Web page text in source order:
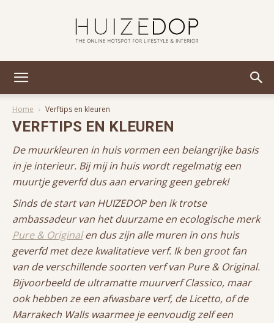
Home Verftips en kleuren
VERFTIPS EN KLEUREN
De muurkleuren in huis vormen een belangrijke basis
in je interieur. Bij mij in huis wordt regelmatig een
muurtje geverfd dus aan ervaring geen gebrek!
Sinds de start van HUIZEDOP ben ik trotse
ambassadeur van het duurzame en ecologische merk
Pure & Originalen dus zijn alle muren in ons huis
geverfd met deze kwalitatieve verf. Ik ben groot fan
van de verschillende soorten verf van Pure & Original.
Bijvoorbeeld de ultramatte muurverf Classico, maar
ook hebben ze een afwasbare verf, de Licetto, of de
Marrakech Walls waarmee je eenvoudig zelf een